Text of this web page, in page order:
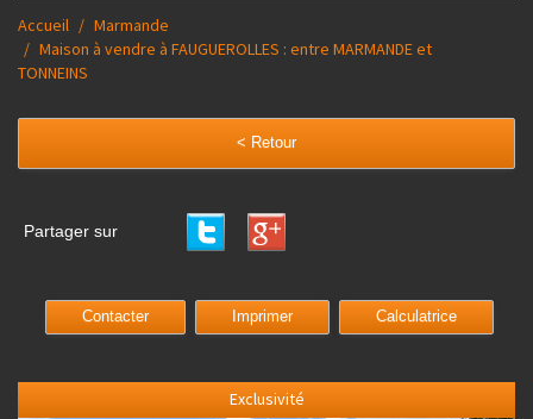
Accueil
Marmande
Maison à vendre à FAUGUEROLLES : entre MARMANDE et
TONNEINS
< Retour
Partager sur
Contacter Imprimer Calculatrice
Exclusivité